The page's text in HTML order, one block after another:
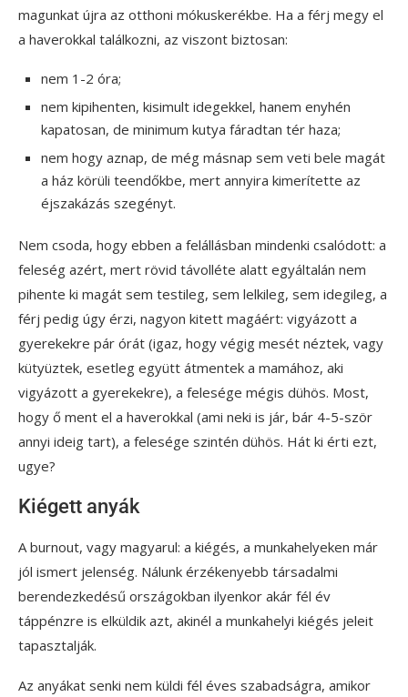
magunkat újra az otthoni mókuskerékbe. Ha a férj megy el
a haverokkal találkozni, az viszont biztosan:
nem 1-2 óra;
nem kipihenten, kisimult idegekkel, hanem enyhén
kapatosan, de minimum kutya fáradtan tér haza;
nem hogy aznap, de még másnap sem veti bele magát
a ház körüli teendőkbe, mert annyira kimerítette az
éjszakázás szegényt.
Nem csoda, hogy ebben a felállásban mindenki csalódott: a
feleség azért, mert rövid távolléte alatt egyáltalán nem
pihente ki magát sem testileg, sem lelkileg, sem idegileg, a
férj pedig úgy érzi, nagyon kitett magáért: vigyázott a
gyerekekre pár órát (igaz, hogy végig mesét néztek, vagy
kütyüztek, esetleg együtt átmentek a mamához, aki
vigyázott a gyerekekre), a felesége mégis dühös. Most,
hogy ő ment el a haverokkal (ami neki is jár, bár 4-5-ször
annyi ideig tart), a felesége szintén dühös. Hát ki érti ezt,
ugye?
Kiégett anyák
A burnout, vagy magyarul: a kiégés, a munkahelyeken már
jól ismert jelenség. Nálunk érzékenyebb társadalmi
berendezkedésű országokban ilyenkor akár fél év
táppénzre is elküldik azt, akinél a munkahelyi kiégés jeleit
tapasztalják.
Az anyákat senki nem küldi fél éves szabadságra, amikor